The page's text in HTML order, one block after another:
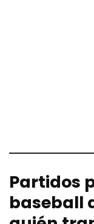
Partidos
baseball